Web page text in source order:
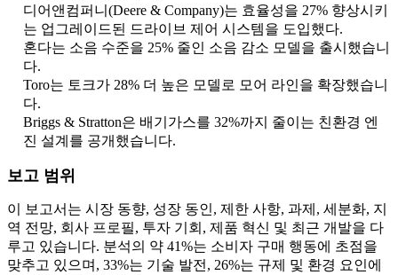
디어앤컴퍼니(Deere & Company)는 효율성을 27% 향상시키
는 업그레이드된 드라이브 제어 시스템을 도입했다.
혼다는 소음 수준을 25% 줄인 소음 감소 모델을 출시했습니
다.
Toro는 토크가 28% 더 높은 모델로 모어 라인을 확장했습니
다.
Briggs & Stratton은 배기가스를 32%까지 줄이는 친환경 엔
진 설계를 공개했습니다.
보고 범위
이 보고서는 시장 동향, 성장 동인, 제한 사항, 과제, 세분화, 지
역 전망, 회사 프로필, 투자 기회, 제품 혁신 및 최근 개발을 다
루고 있습니다. 분석의 약 41%는 소비자 구매 행동에 초점을
맞추고 있으며, 33%는 기술 발전, 26%는 규제 및 환경 요인에